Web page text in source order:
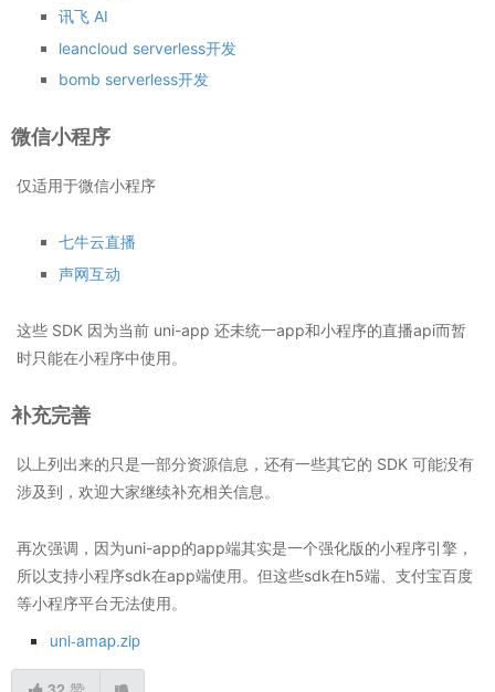
讯飞 AI
leancloud serverless开发
bomb serverless开发
微信小程序
仅适用于微信小程序
七牛云直播
声网互动
这些 SDK 因为当前 uni-app 还未统一app和小程序的直播api而暂
时只能在小程序中使用。
补充完善
以上列出来的只是一部分资源信息，还有一些其它的 SDK 可能没有
涉及到，欢迎大家继续补充相关信息。
再次强调，因为uni-app的app端其实是一个强化版的小程序引擎，
所以支持小程序sdk在app端使用。但这些sdk在h5端、支付宝百度
等小程序平台无法使用。
uni-amap.zip